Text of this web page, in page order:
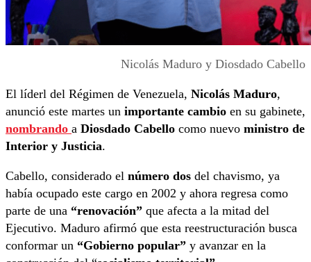
Nicolás Maduro y Diosdado Cabello
El líderl del Régimen de Venezuela, Nicolás Maduro,
anunció este martes un importante cambio en su gabinete,
nombrando a Diosdado Cabello como nuevo ministro de
Interior y Justicia.
Cabello, considerado el número dos del chavismo, ya
había ocupado este cargo en 2002 y ahora regresa como
parte de una “renovación” que afecta a la mitad del
Ejecutivo. Maduro afirmó que esta reestructuración busca
conformar un “Gobierno popular” y avanzar en la